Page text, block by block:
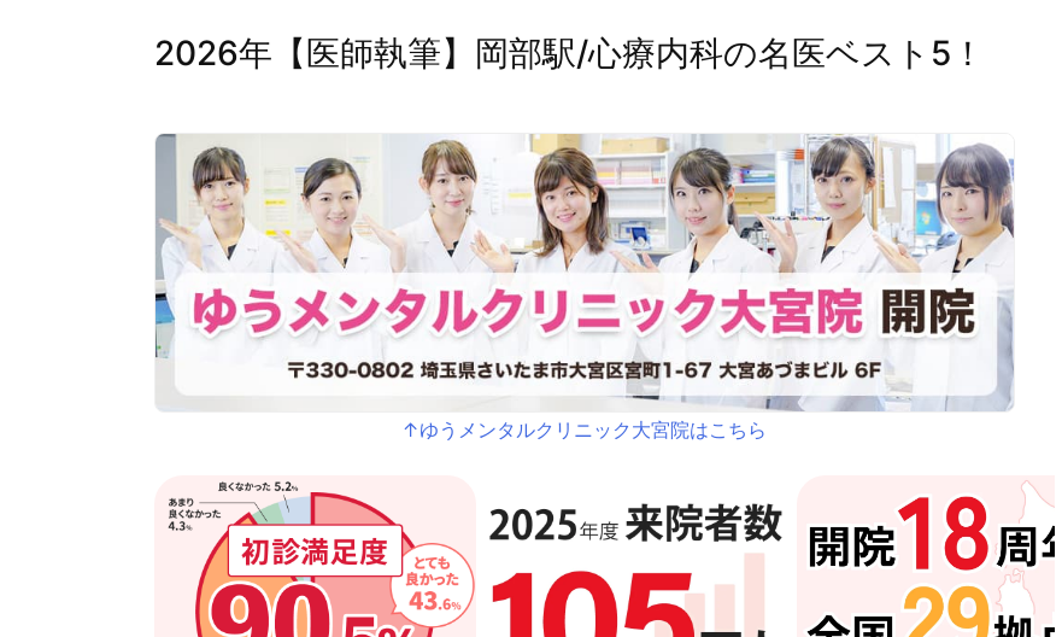
2026年【医師執筆】岡部駅/心療内科の名医ベスト5！
↑ゆうメンタルクリニック大宮院はこちら